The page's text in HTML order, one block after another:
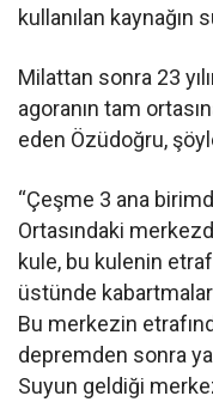
kullanılan kaynağın
Milattan sonra 23
agoranın tam
eden Özüdoğru,
“Çeşme 3 ana
Ortasındaki
kule, bu kulenin
üstünde
Bu merkezin
depremden sonra
Suyun geldiği